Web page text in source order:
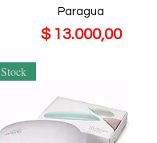
Paragua
Precio
$ 13.000,00
Stock